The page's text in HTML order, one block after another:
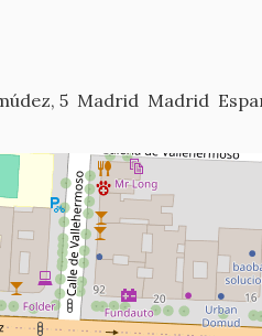
5 Madrid Madrid